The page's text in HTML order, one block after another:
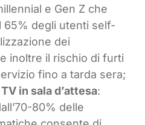
e Gen Z che
65% degli utenti self-
dei
inoltre il rischio di furti
fino a tarda sera;
in sala d’attesa:
80% delle